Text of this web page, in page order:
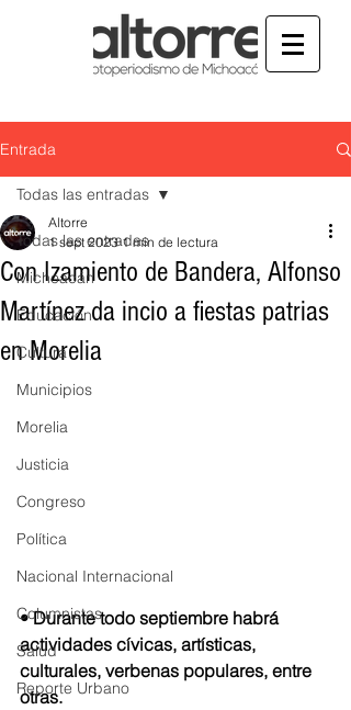
Entrada
Todas las entradas
Michoacán
Educación
Cultura
Municipios
Morelia
Justicia
Congreso
Política
Nacional Internacional
Columnistas
Salud
Reporte Urbano
Todas las entradas
Con Izamiento de Bandera, Alfonso
Martínez da incio a fiestas patrias
en Morelia
Altorre
1 sept 2023 1 min de lectura
• Durante todo septiembre habrá
actividades cívicas, artísticas,
culturales, verbenas populares, entre
otras.